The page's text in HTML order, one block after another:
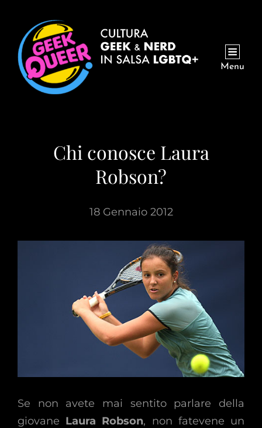
Menu
Chi conosce Laura
Robson?
18 Gennaio 2012
Se non avete mai sentito parlare della
giovane Laura Robson, non fatevene un